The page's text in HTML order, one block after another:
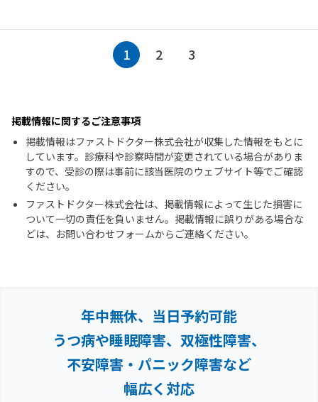
1 2 3
掲載情報に関するご注意事項
掲載情報はファストドクター株式会社が収集した情報をもとに
しています。診療科や診察時間が変更されている場合がありま
すので、受診の際は事前に該当医院のウェブサイト等でご確認
ください。
ファストドクター株式会社は、掲載情報によって生じた損害に
ついて一切の責任を負いません。掲載情報に誤りがある場合な
どは、お問い合わせフォームからご連絡ください。
年中無休、当日予約可能
うつ病や睡眠障害、双極性障害、
不安障害・パニック障害など
幅広く対応